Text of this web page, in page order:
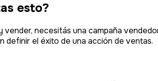
esto?
vender, necesitás una campaña
definir el éxito de una acción de ventas.